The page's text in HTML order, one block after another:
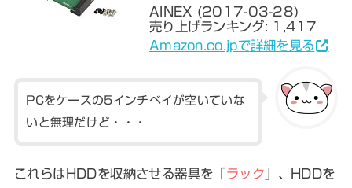
AINEX (2017-03-28)
売り上げランキング: 1,417
Amazon.co.jpで詳細を見る
PCをケースの5インチベイが空いていな
いと無理だけど・・・
これらはHDDを収納させる器具を「ラック 」、HDDを